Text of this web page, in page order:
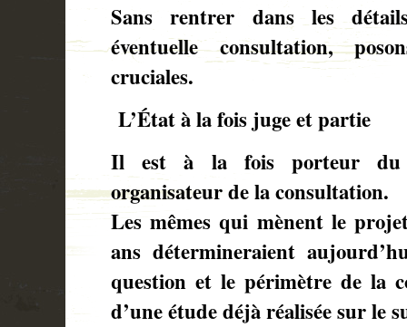
Sans rentrer dans les
éventuelle consultation,
cruciales.
L’État à la fois juge et partie
Il est à la fois porteur du
organisateur de la consultation.
Les mêmes qui mènent le
ans détermineraient
question et le périmètre de la
d’une étude déjà réalisée sur le